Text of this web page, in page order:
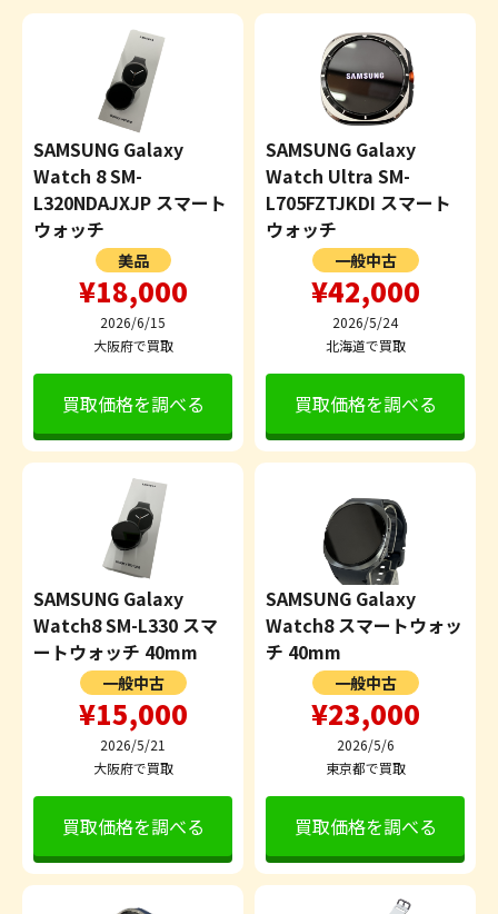
SAMSUNG Galaxy
Watch 8 SM-
L320NDAJXJP スマート
ウォッチ
美品
¥18,000
2026/6/15
大阪府で買取
買取価格を調べる
SAMSUNG Galaxy
Watch Ultra SM-
L705FZTJKDI スマート
ウォッチ
一般中古
¥42,000
2026/5/24
北海道で買取
買取価格を調べる
SAMSUNG Galaxy
Watch8 SM-L330 スマ
ートウォッチ 40mm
一般中古
¥15,000
2026/5/21
大阪府で買取
買取価格を調べる
SAMSUNG Galaxy
Watch8 スマートウォッ
チ 40mm
一般中古
¥23,000
2026/5/6
東京都で買取
買取価格を調べる